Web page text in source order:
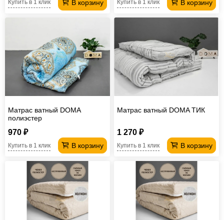
В корзину
Купить в 1 клик В корзину
Купить в 1 клик
Матрас ватный DOMA
полиэстер
970 ₽
В корзину
Купить в 1 клик
Матрас ватный DOMA ТИК
1 270 ₽
В корзину
Купить в 1 клик